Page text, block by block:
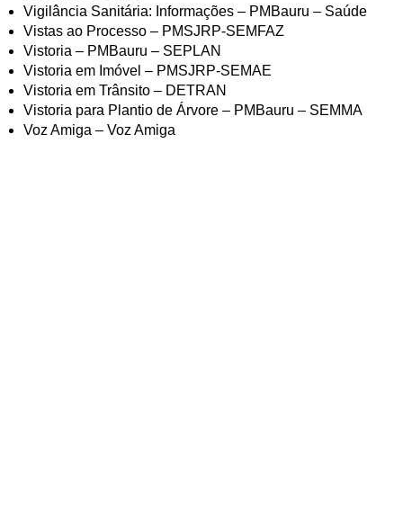
Vigilância Sanitária: Informações – PMBauru – Saúde
Vistas ao Processo – PMSJRP-SEMFAZ
Vistoria – PMBauru – SEPLAN
Vistoria em Imóvel – PMSJRP-SEMAE
Vistoria em Trânsito – DETRAN
Vistoria para Plantio de Árvore – PMBauru – SEMMA
Voz Amiga – Voz Amiga